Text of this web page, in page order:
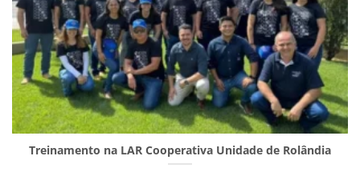
Treinamento na LAR Cooperativa Unidade de Rolândia